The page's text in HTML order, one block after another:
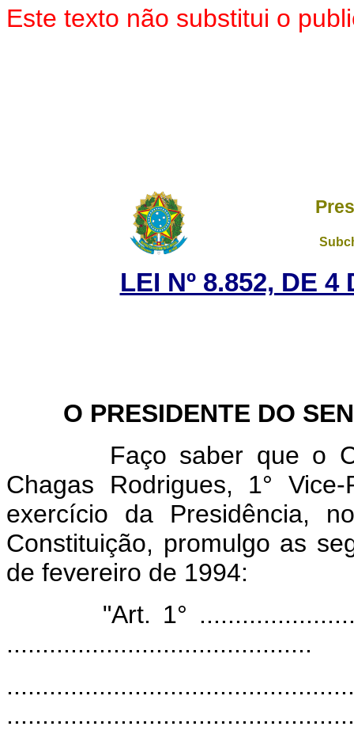
Este texto não substitui o
LEI Nº 8.852, DE 4
O PRESIDENTE DO
Faço saber que o
Chagas Rodrigues, 1°
exercício da Presidência,
Constituição, promulgo as
de fevereiro de 1994:
"Art. 1°
...........................................